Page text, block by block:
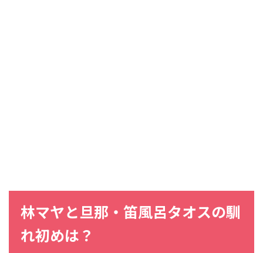
林マヤと旦那・笛風呂タオスの馴
れ初めは？